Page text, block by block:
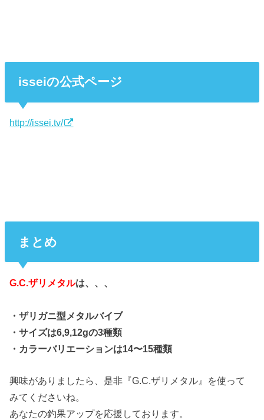
isseiの公式ページ
http://issei.tv/
まとめ
G.C.ザリメタルは、、、
・ザリガニ型メタルバイブ
・サイズは6,9,12gの3種類
・カラーバリエーションは14〜15種類
興味がありましたら、是非『G.C.ザリメタル』を使って
みてくださいね。
あなたの釣果アップを応援しております。